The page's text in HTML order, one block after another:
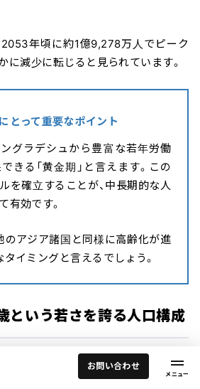
お問い合わせ
2053年頃に約1億9,278万人でピーク
に減少に転じると見られています。
とって重要なポイント
グラデシュから豊富な若年労働
きる「黄金期」と言えます。この
を確立することが、中長期的な人
有効です。
アジア諸国と同様に高齢化が進
タイミングと言えるでしょう。
という若さを誇る人口構成